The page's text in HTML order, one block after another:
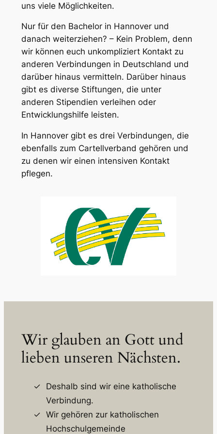
uns viele Möglichkeiten.
Nur für den Bachelor in Hannover und
danach weiterziehen? – Kein Problem, denn
wir können euch unkompliziert Kontakt zu
anderen Verbindungen in Deutschland und
darüber hinaus vermitteln. Darüber hinaus
gibt es diverse Stiftungen, die unter
anderen Stipendien verleihen oder
Entwicklungshilfe leisten.
In Hannover gibt es drei Verbindungen, die
ebenfalls zum Cartellverband gehören und
zu denen wir einen intensiven Kontakt
pflegen.
Wir glauben an Gott und
lieben unseren Nächsten.
Deshalb sind wir eine katholische
Verbindung.
Wir gehören zur katholischen
Hochschulgemeinde